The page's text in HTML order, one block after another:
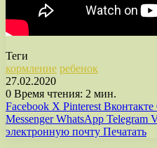
Теги
кормление ребенок
27.02.2020
0 Время чтения: 2 мин.
Facebook X Pinterest Вконтакте
Messenger WhatsApp Telegram
электронную почту Печатать